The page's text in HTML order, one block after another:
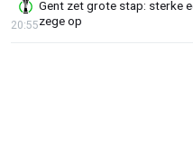
Gent zet grote stap: sterke
zege op
20:55